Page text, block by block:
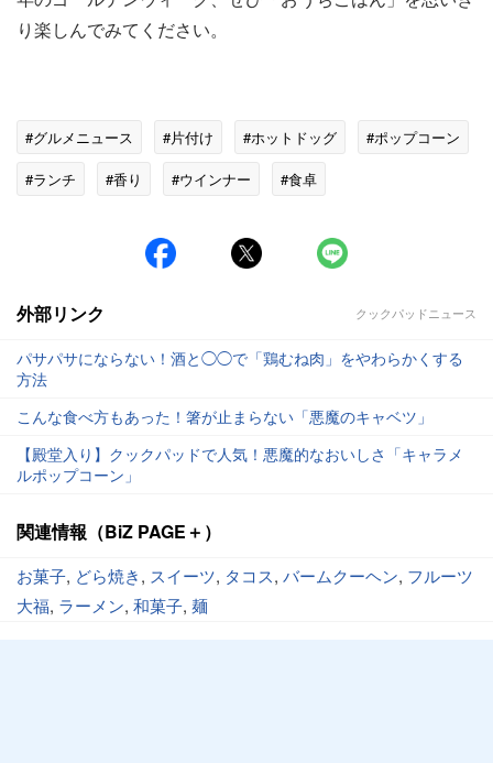
り楽しんでみてください。
#グルメニュース #片付け #ホットドッグ
#ポップコーン
#ランチ
#香り #ウインナー #食卓
外部リンク クックパッドニュース
パサパサにならない！酒と◯◯で「鶏むね肉」をやわらかくする
方法
こんな食べ方もあった！箸が止まらない「悪魔のキャベツ」
【殿堂入り】クックパッドで人気！悪魔的なおいしさ「キャラメ
ルポップコーン」
関連情報（BiZ PAGE＋）
お菓子, どら焼き, スイーツ, タコス, バームクーヘン, フルーツ
大福, ラーメン, 和菓子, 麺